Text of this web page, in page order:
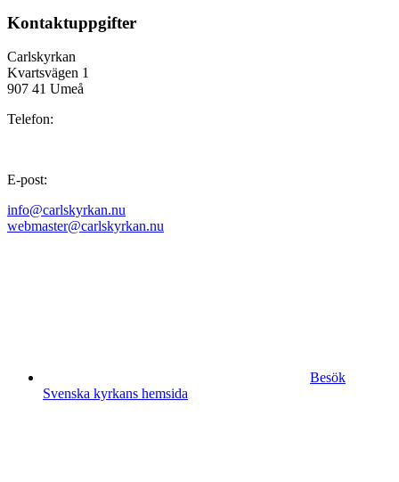
Kontaktuppgifter
Carlskyrkan
Kvartsvägen 1
907 41 Umeå
Telefon:
E-post:
info@carlskyrkan.nu
webmaster@carlskyrkan.nu
Besök
Svenska kyrkans hemsida